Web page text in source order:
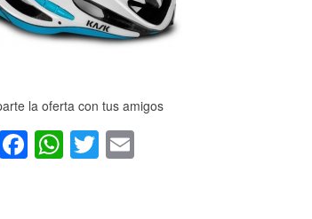
la oferta con tus amigos
Facebook
WhatsApp
Twitter
Email